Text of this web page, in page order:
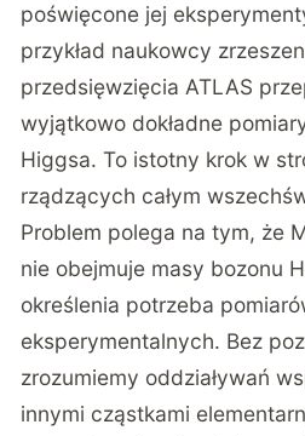
poświęcone jej
przykład naukowcy
przedsięwzięcia ATLAS
wyjątkowo dokładne
Higgsa. To istotny krok w
rządzących całym
Problem polega na tym, że
nie obejmuje masy bozonu
określenia potrzeba
eksperymentalnych. Bez
zrozumiemy oddziaływań
innymi cząstkami